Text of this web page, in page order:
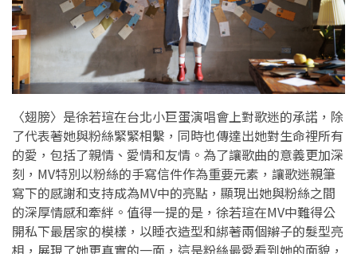
〈翅膀〉是徐若瑄在台北小巨蛋演唱會上對歌迷的承諾，除
了代表著她與粉絲緊緊相繫，同時也傳達出她對生命裡所有
的愛，包括了親情、愛情和友情。為了讓歌曲的意義更加深
刻，MV特別以粉絲的手寫信件作為重要元素，讓歌迷親筆
寫下的感謝和支持成為MV中的亮點，顯現出她與粉絲之間
的深厚情感和牽絆。值得一提的是，徐若瑄在MV中難得公
開私下最居家的模樣，以睡衣造型和綁著兩個辮子的髮型亮
相，展現了她更真實的一面，這是粉絲最愛看到她的面貌，